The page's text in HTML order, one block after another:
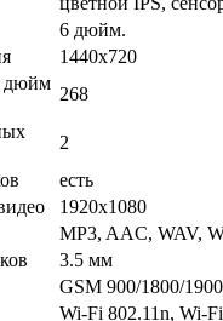
6 дюйм.
1440x720
дюйм
268
2
есть
1920x1080
MP3, AAC, WAV,
3.5 мм
GSM 900/1800/
Wi-Fi 802.11n, Wi-